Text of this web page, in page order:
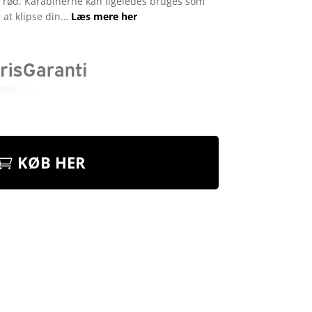
at klipse din… Læs mere her
KØB HER